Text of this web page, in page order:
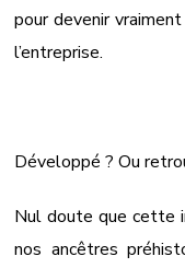
pour devenir
l’entreprise.
Développé ? Ou
Nul doute que cette
nos ancêtres